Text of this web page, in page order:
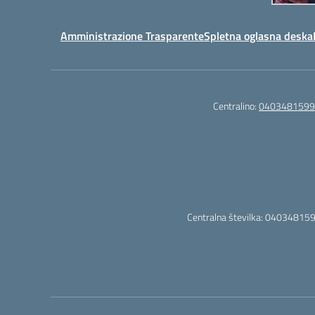
Amministrazione TrasparenteSpletna oglasna deska
Centralino:0403481599
Centralna številka: